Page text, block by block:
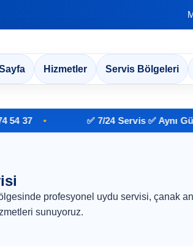
Hizmetler Servis Bölgeleri
37 ✅ 7/24 Servis ✅ Aynı
profesyonel uydu servisi, çanak
sunuyoruz.